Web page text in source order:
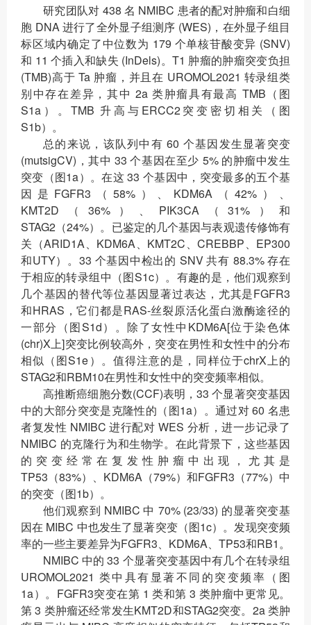
研究团队对 438 名 NMIBC 患者的配对肿瘤和白细
胞 DNA 进行了全外显子组测序 (WES)，在外显子组目
标区域内确定了中位数为 179 个单核苷酸变异 (SNV)
和 11 个插入和缺失 (InDels)。T1 肿瘤的肿瘤突变负担
(TMB)高于 Ta 肿瘤，并且在 UROMOL2021 转录组类
别中存在差异，其中 2a 类肿瘤具有最高 TMB（图
S1a）。TMB 升高与ERCC2突变密切相关（图
S1b）。
总的来说，该队列中有 60 个基因发生显著突变
(mutsigCV)，其中 33 个基因在至少 5% 的肿瘤中发生
突变（图1a）。在这 33 个基因中，突变最多的五个基
因是FGFR3（58%）、KDM6A（42%）、
KMT2D（36%）、PIK3CA（31%）和
STAG2（24%）。已鉴定的几个基因与表观遗传修饰有
关（ARID1A、KDM6A、KMT2C、CREBBP、EP300
和UTY）。33 个基因中检出的 SNV 共有 88.3% 存在
于相应的转录组中（图S1c）。有趣的是，他们观察到
几个基因的替代等位基因显著过表达，尤其是FGFR3
和HRAS，它们都是RAS-丝裂原活化蛋白激酶途径的
一部分（图S1d）。除了女性中KDM6A[位于染色体
(chr)X上]突变比例较高外，突变在男性和女性中的分布
相似（图S1e）。值得注意的是，同样位于chrX上的
STAG2和RBM10在男性和女性中的突变频率相似。
高推断癌细胞分数(CCF)表明，33 个显著突变基因
中的大部分突变是克隆性的（图1a）。通过对 60 名患
者复发性 NMIBC 进行配对 WES 分析，进一步记录了
NMIBC 的克隆行为和生物学。在此背景下，这些基因
的突变经常在复发性肿瘤中出现，尤其是
TP53（83%）、KDM6A（79%）和FGFR3（77%）中
的突变（图1b）。
他们观察到 NMIBC 中 70% (23/33) 的显著突变基
因在 MIBC 中也发生了显著突变（图1c）。发现突变频
率的一些主要差异为FGFR3、KDM6A、TP53和RB1。
NMIBC 中的 33 个显著突变基因中有几个在转录组
UROMOL2021 类中具有显著不同的突变频率（图
1a）。FGFR3突变在第 1 类和第 3 类肿瘤中更常见。
第 3 类肿瘤还经常发生KMT2D和STAG2突变。2a 类肿